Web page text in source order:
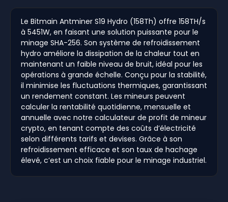
Le Bitmain Antminer S19 Hydro (158Th) offre 158TH/s
à 5451W, en faisant une solution puissante pour le
minage SHA-256. Son système de refroidissement
hydro améliore la dissipation de la chaleur tout en
maintenant un faible niveau de bruit, idéal pour les
opérations à grande échelle. Conçu pour la stabilité,
il minimise les fluctuations thermiques, garantissant
un rendement constant. Les mineurs peuvent
calculer la rentabilité quotidienne, mensuelle et
annuelle avec notre calculateur de profit de mineur
crypto, en tenant compte des coûts d’électricité
selon différents tarifs et devises. Grâce à son
refroidissement efficace et son taux de hachage
élevé, c’est un choix fiable pour le minage industriel.